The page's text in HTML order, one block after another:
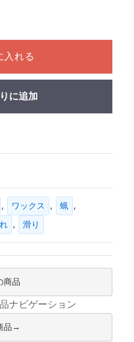
ださい
入れる
に追加
, ワックス , 蝋 ,
, 滑り
商品
ナビゲーション
品